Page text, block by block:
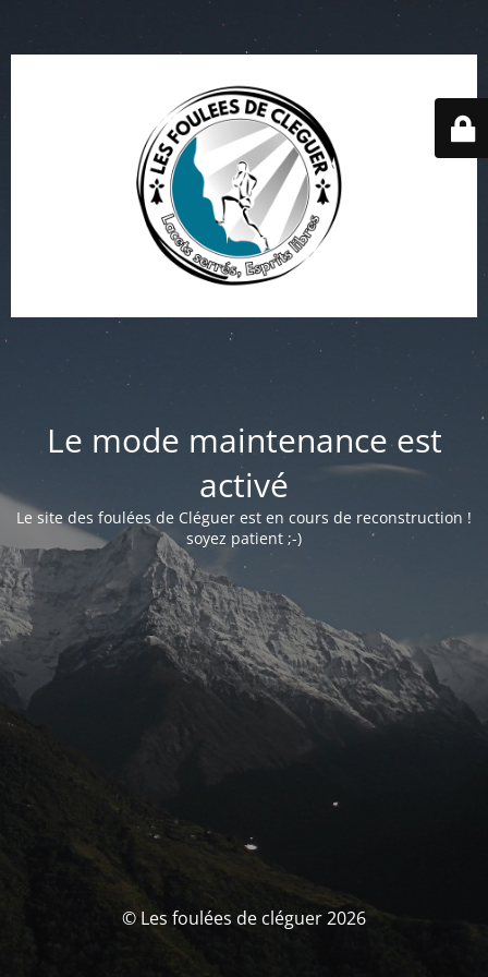
Le mode maintenance est
activé
Le site des foulées de Cléguer est en cours de reconstruction !
soyez patient ;-)
© Les foulées de cléguer 2026